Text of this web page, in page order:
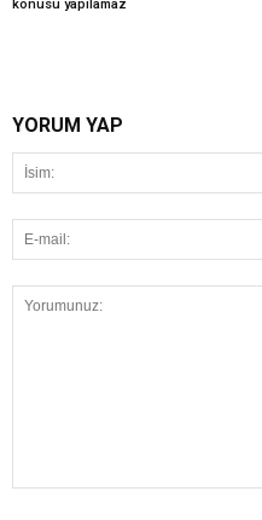
konusu yapılamaz
YORUM YAP